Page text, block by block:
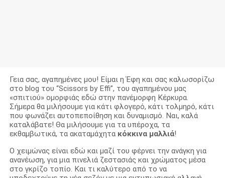
Γεια σας, αγαπημένες μου! Είμαι η Έφη και σας καλωσορίζω
στο blog του “Scissors by Effi”, του αγαπημένου μας
«σπιτιού» ομορφιάς εδώ στην πανέμορφη Κέρκυρα.
Σήμερα θα μιλήσουμε για κάτι φλογερό, κάτι τολμηρό, κάτι
που φωνάζει αυτοπεποίθηση και δυναμισμό. Ναι, καλά
καταλάβατε! Θα μιλήσουμε για τα υπέροχα, τα
εκθαμβωτικά, τα ακαταμάχητα κόκκινα μαλλιά!
Ο χειμώνας είναι εδώ και μαζί του φέρνει την ανάγκη για
ανανέωση, για μια πινελιά ζεστασιάς και χρώματος μέσα
στο γκρίζο τοπίο. Και τι καλύτερο από το να